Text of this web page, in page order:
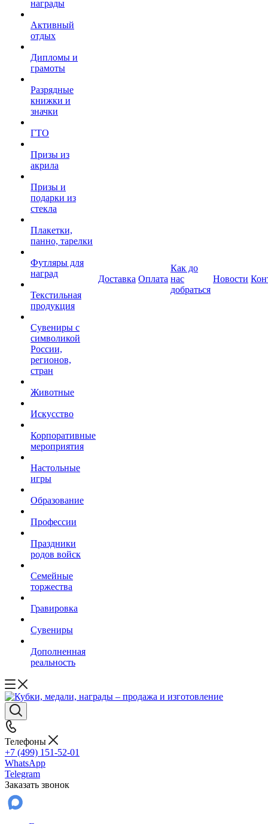
награды
Активный
отдых
Дипломы и
грамоты
Разрядные
книжки и
значки
ГТО
Призы из
акрила
Призы и
подарки из
стекла
Плакетки,
панно, тарелки
Футляры для
наград
Текстильная
продукция
Сувениры с
символикой
России,
регионов,
стран
Животные
Искусство
Корпоративные
мероприятия
Настольные
игры
Образование
Профессии
Праздники
родов войск
Семейные
торжества
Гравировка
Сувениры
Дополненная
реальность
Доставка Оплата
Как до
нас
добраться
Новости
Телефоны
+7 (499) 151-52-01
WhatsApp
Telegram
Заказать звонок